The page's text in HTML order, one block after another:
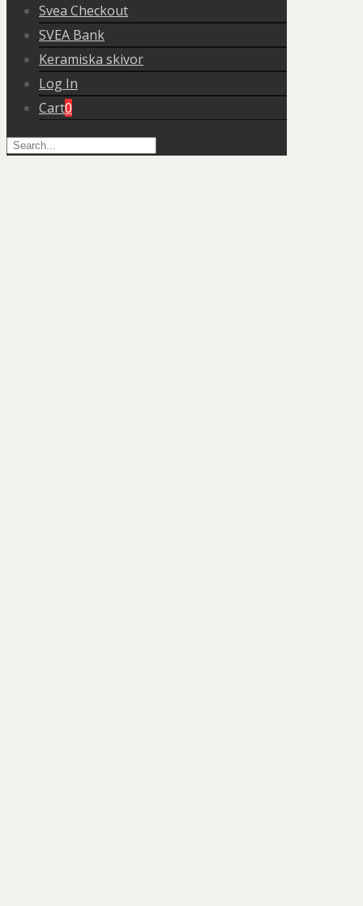
Svea Checkout
SVEA Bank
Keramiska skivor
Log In
Cart0